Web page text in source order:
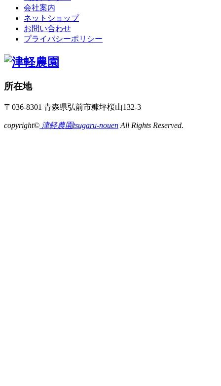
会社案内
ネットショップ
お問い合わせ
プライバシーポリシー
所在地
〒036-8301 青森県弘前市糠坪桜山132-3
copyright© 津軽農園tsugaru-nouen All Rights Reserved.